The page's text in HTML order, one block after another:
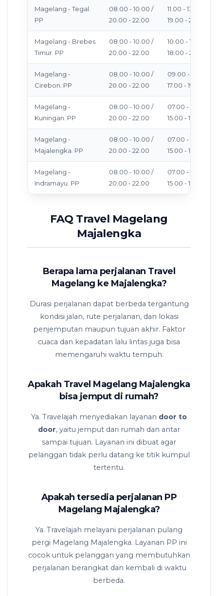
Magelang - Tegal.
PP
08.00 - 10.00 /
20.00 - 22.00
11.00 - 13.00 /
19.00 - 21.00
Magelang - Brebes
Timur. PP
08.00 - 10.00 /
20.00 - 22.00
10.00 - 12.00 /
18.00 - 20.00
Magelang -
Cirebon. PP
08.00 - 10.00 /
20.00 - 22.00
09.00 - 11.00 /
17.00 - 19.00
Magelang -
Kuningan. PP
08.00 - 10.00 /
20.00 - 22.00
07.00 - 09.00 /
15.00 - 17.00
Magelang -
Majalengka. PP
08.00 - 10.00 /
20.00 - 22.00
07.00 - 09.00 /
15.00 - 17.00
Magelang -
Indramayu. PP
08.00 - 10.00 /
20.00 - 22.00
07.00 - 09.00 /
15.00 - 17.00
FAQ Travel Magelang
Majalengka
Berapa lama perjalanan Travel
Magelang ke Majalengka?
Durasi perjalanan dapat berbeda tergantung
kondisi jalan, rute perjalanan, dan lokasi
penjemputan maupun tujuan akhir. Faktor
cuaca dan kepadatan lalu lintas juga bisa
memengaruhi waktu tempuh.
Apakah Travel Magelang Majalengka
bisa jemput di rumah?
Ya. Travelajah menyediakan layanan door to
door, yaitu jemput dari rumah dan antar
sampai tujuan. Layanan ini dibuat agar
pelanggan tidak perlu datang ke titik kumpul
tertentu.
Apakah tersedia perjalanan PP
Magelang Majalengka?
Ya. Travelajah melayani perjalanan pulang
pergi Magelang Majalengka. Layanan PP ini
cocok untuk pelanggan yang membutuhkan
perjalanan berangkat dan kembali di waktu
berbeda.